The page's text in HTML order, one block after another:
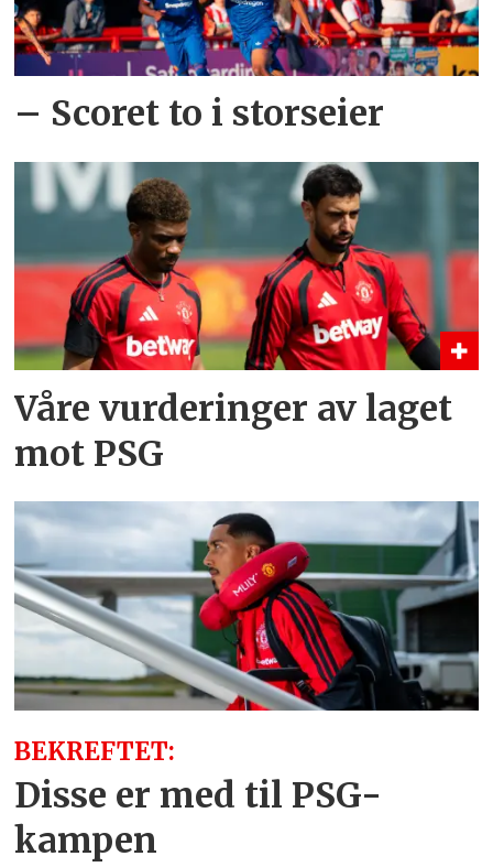
– Scoret to i storseier
Våre vurderinger av laget
mot PSG
BEKREFTET:
Disse er med til PSG-
kampen